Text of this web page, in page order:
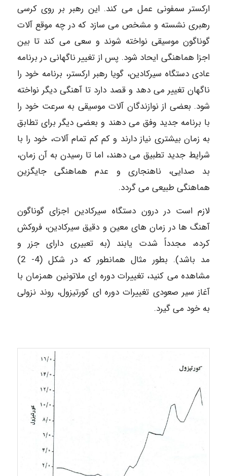
ارکستر سمفونی عمل می کند. این رهبر بر روی کرسی
رهبری نشسته و مشخص می سازد که در چه موقع آلات
گوناگون موسیقی نواخته شوند و سعی می کند تا بین
اجزا هماهنگی ایحاد شود. پس از تغییر ناگهانی در برنامه
عادی دستگاه سیرکادین، گویا رهبر ارکستر، برنامه خود را
ناگهان تغییر می دهد و قصد دارد تا آهنگی دیگر نواخته
شود. بعضی از نوازندگان آلات موسیقی به سرعت خود را
با برنامه جدید وفق می دهند و بعضی دیگر برای تطابق
به زمان بیشتری نیاز دارند و کم کم تمام آلات، خود را با
شرایط جدید تطبیق می دهند، اما تا رسیدن به آن زمان،
بد صدایی، ناهنجاری و عدم هماهنگی جایگزین
هماهنگی طبیعی می گردد.
لازم است در درون دستگاه سیرکادین اجزای گوناگون
آهنگ ها در زمان های معین و دقیق سیرکادین، فروکش
کرده، مجدداً شدت یابند (به تعبیری دارای جزر و
مد باشد). بطور مثال همانطور که در شکل (4- 2)
مشاهده می کنید، تغییرات دوره ای ملاتونین همزمان با
آغاز سیر صعودی تغییرات دوره ای کورتیزول، روند نزولی
به خود می گیرد.